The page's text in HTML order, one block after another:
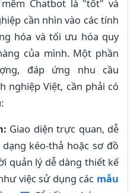
Chatbot là "tốt" và
cần nhìn vào các tính
hóa và tối ưu hóa quy
của mình. Một phần
đáp ứng nhu cầu
nghiệp Việt, cần phải có
Giao diện trực quan, dễ
kéo-thả hoặc sơ đồ
quản lý dễ dàng thiết kế
việc sử dụng các mẫu